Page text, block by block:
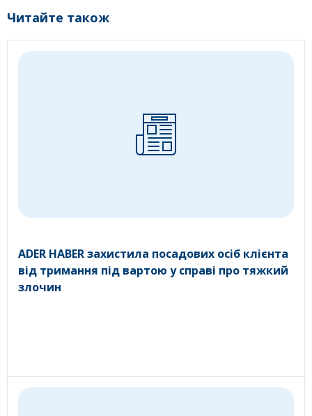
Читайте також
ADER HABER захистила посадових осіб клієнта
від тримання під вартою у справі про тяжкий
злочин